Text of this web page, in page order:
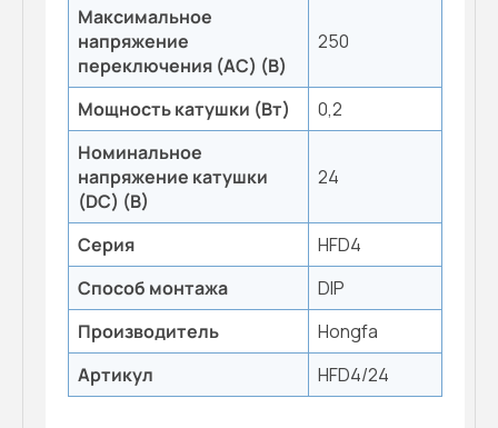
Максимальное
напряжение
переключения (AC) (B)
250
Мощность катушки (Вт)
0,2
Номинальное
напряжение катушки
(DC) (В)
24
Серия
HFD4
Способ монтажа
DIP
Производитель
Hongfa
Артикул
HFD4/24